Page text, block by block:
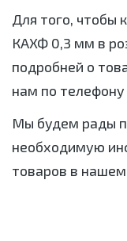
Для того, чтобы
КАХФ 0,3 мм в
подробней о
нам по телефону
Мы будем рады
необходимую
товаров в